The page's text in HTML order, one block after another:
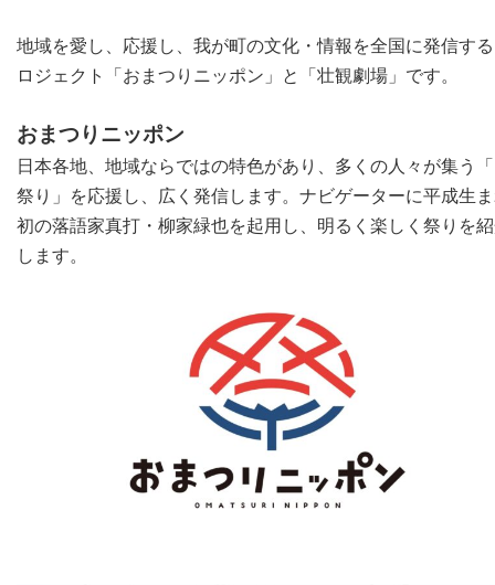
北海道函館市桔梗町379-31
0138-34-2525
新潟県新潟市西区山田2310-39
025-210-1200
地域を愛し、応援し、我が町の文化・情報を全国に発信す
ロジェクト「おまつりニッポン」と「壮観劇場」です。
おまつりニッポン
日本各地、地域ならではの特色があり、多くの人々が集う
祭り」を応援し、広く発信します。ナビゲーターに平成生
初の落語家真打・柳家緑也を起用し、明るく楽しく祭りを
します。